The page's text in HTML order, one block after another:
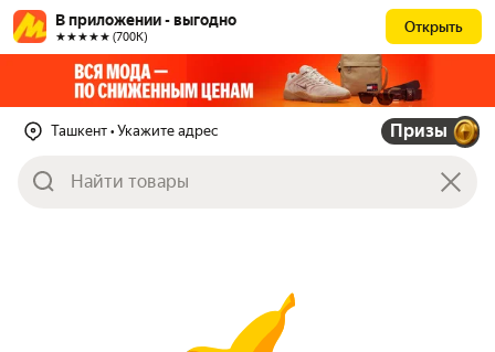
В приложении - выгодно
★★★★★ (700К)
Открыть
Ташкент • Укажите адрес Призы